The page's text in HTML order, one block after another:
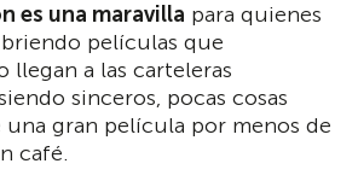
es una maravilla para quienes
películas que
llegan a las carteleras
sinceros, pocas cosas
una gran película por menos de
café.